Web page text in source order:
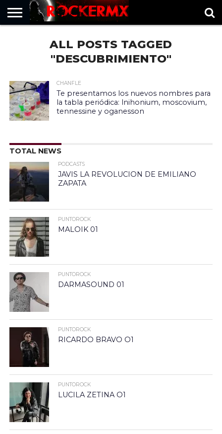
MUSICNEWS
FRAGMENTOS
ROCKERMX
BASEVARSOVIA
PUNTOROCKALL POSTS TAGGED
"DESCUBRIMIENTO"
CHANFLE
Te presentamos los nuevos nombres para
la tabla periódica: lnihonium, moscovium,
tennessine y oganesson
TOTAL NEWS
PODCASTS
JAVIS LA REVOLUCION DE EMILIANO
ZAPATA
PUNTOROCK
MALOIK 01
PUNTOROCK
DARMASOUND 01
PUNTOROCK
RICARDO BRAVO O1
PUNTOROCK
LUCILA ZETINA O1